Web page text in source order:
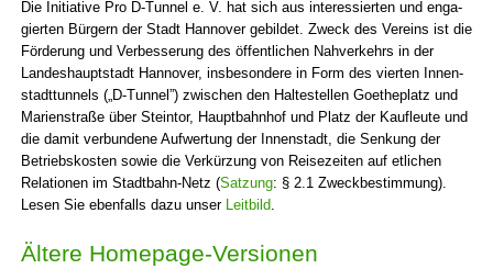
Die Initiative Pro D-Tunnel e. V. hat sich aus interessierten und enga­
gierten Bürgern der Stadt Hannover gebildet. Zweck des Vereins ist die
Förderung und Verbesserung des öffentlichen Nahverkehrs in der
Landeshauptstadt Hannover, insbesondere in Form des vierten Innen­
stadt­tunnels („D-Tunnel”) zwischen den Haltestellen Goethe­platz und
Marien­straße über Steintor, Haupt­bahnhof und Platz der Kauf­leute und
die damit ver­bun­dene Aufwertung der Innen­stadt, die Senkung der
Betriebs­kosten sowie die Ver­kürzung von Reise­zeiten auf etlichen
Relatio­nen im Stadtbahn-Netz (Satzung: § 2.1 Zweck­bestimmung).
Lesen Sie ebenfalls dazu unser Leitbild.
Ältere Homepage-Versionen